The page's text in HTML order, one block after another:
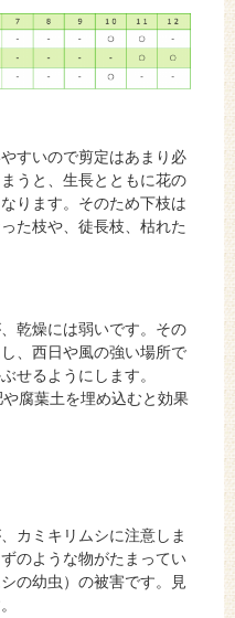
すいので剪定はあまり必
うと、生長とともに花の
ります。そのため下枝は
た枝や、徒長枝、枯れた
乾燥には弱いです。その
、西日や風の強い場所で
せるようにします。
腐葉土を埋め込むと効果
カミキリムシに注意しま
のような物がたまってい
の幼虫）の被害です。見